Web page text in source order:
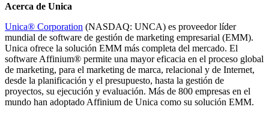
Acerca de Unica
Unica® Corporation (NASDAQ: UNCA) es proveedor líder
mundial de software de gestión de marketing empresarial (EMM).
Unica ofrece la solución EMM más completa del mercado. El
software Affinium® permite una mayor eficacia en el proceso global
de marketing, para el marketing de marca, relacional y de Internet,
desde la planificación y el presupuesto, hasta la gestión de
proyectos, su ejecución y evaluación. Más de 800 empresas en el
mundo han adoptado Affinium de Unica como su solución EMM.